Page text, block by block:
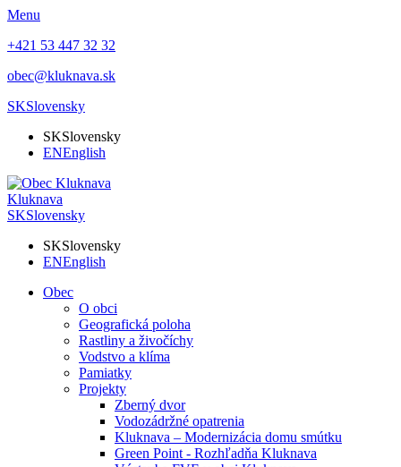
Menu
+421 53 447 32 32
obec@kluknava.sk
SKSlovensky
SKSlovensky
ENEnglish
Kluknava
SKSlovensky
SKSlovensky
ENEnglish
Obec
O obci
Geografická poloha
Rastliny a živočíchy
Vodstvo a klíma
Pamiatky
Projekty
Zberný dvor
Vodozádržné opatrenia
Kluknava – Modernizácia domu smútku
Green Point - Rozhľadňa Kluknava